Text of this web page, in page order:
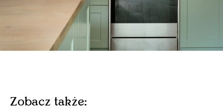
Zobacz także: